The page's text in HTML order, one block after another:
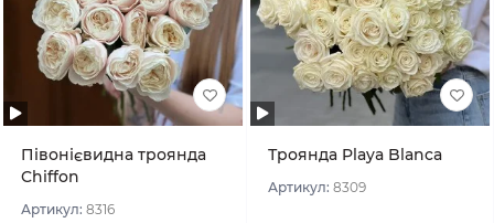
Півонієвидна троянда
Chiffon
Артикул: 8316
Троянда Playa Blanca
Артикул: 8309